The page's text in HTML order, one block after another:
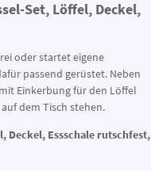
Set, Löffel, Deckel,
oder startet eigene
passend gerüstet. Neben
Einkerbung für den Löffel
dem Tisch stehen.
Deckel, Essschale rutschfest,